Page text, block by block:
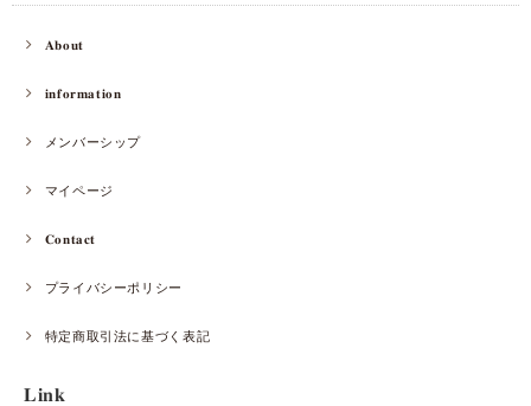
𝐀𝐛𝐨𝐮𝐭
𝐢𝐧𝐟𝐨𝐫𝐦𝐚𝐭𝐢𝐨𝐧
メンバーシップ
マイページ
𝐂𝐨𝐧𝐭𝐚𝐜𝐭
プライバシーポリシー
特定商取引法に基づく表記
𝐋𝐢𝐧𝐤